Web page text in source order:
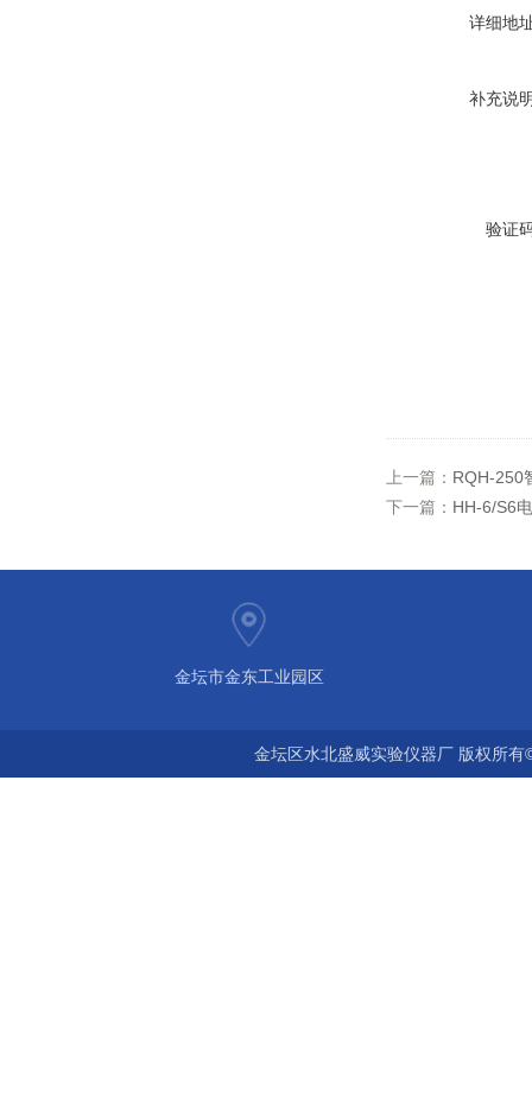
详细地
补充说
验证
上一篇： RQH-250
下一篇： HH-6/S6
金坛市金东工业园区
金坛区水北盛威实验仪器厂 版权所